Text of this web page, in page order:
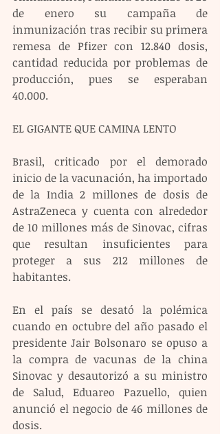
de enero su campaña de
inmunización tras recibir su primera
remesa de Pfizer con 12.840 dosis,
cantidad reducida por problemas de
producción, pues se esperaban
40.000.
EL GIGANTE QUE CAMINA LENTO
Brasil, criticado por el demorado
inicio de la vacunación, ha importado
de la India 2 millones de dosis de
AstraZeneca y cuenta con alrededor
de 10 millones más de Sinovac, cifras
que resultan insuficientes para
proteger a sus 212 millones de
habitantes.
En el país se desató la polémica
cuando en octubre del año pasado el
presidente Jair Bolsonaro se opuso a
la compra de vacunas de la china
Sinovac y desautorizó a su ministro
de Salud, Eduareo Pazuello, quien
anunció el negocio de 46 millones de
dosis.